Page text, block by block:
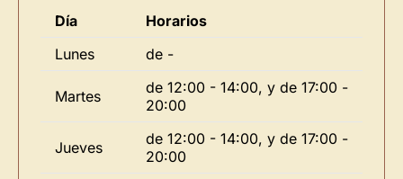
Día
Horarios
Lunes
de -
Martes
de 12:00 - 14:00, y de 17:00 -
20:00
Jueves
de 12:00 - 14:00, y de 17:00 -
20:00